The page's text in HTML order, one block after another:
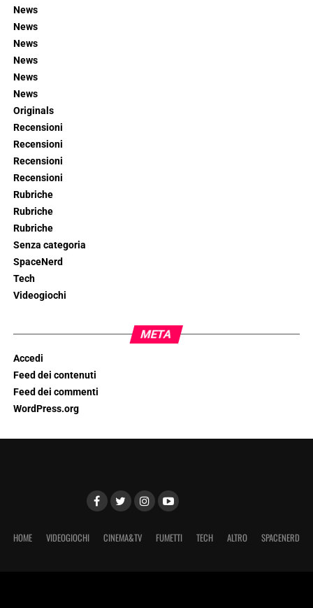
News
News
News
News
News
News
Originals
Recensioni
Recensioni
Recensioni
Recensioni
Rubriche
Rubriche
Rubriche
Senza categoria
SpaceNerd
Tech
Videogiochi
META
Accedi
Feed dei contenuti
Feed dei commenti
WordPress.org
HOME VIDEOGIOCHI CINEMA&TV FUMETTI TECH ALTRO SPACENERD